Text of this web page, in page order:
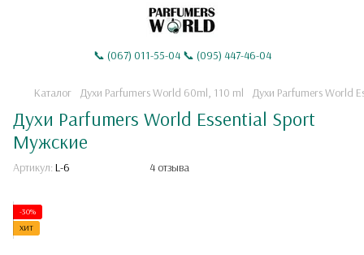
📞 (067) 011-55-04 📞 (095) 447-46-04
Каталог Духи Parfumers World 60ml, 110 ml Духи Parfumers World
Духи Parfumers World Essential Sport
Мужские
Артикул: L-6 4 отзыва
-30%
ХИТ